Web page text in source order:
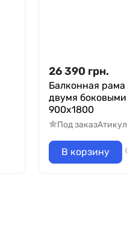
26 390 грн.
Балконная
двумя
900х1800
Под заказАтикул
В корзину